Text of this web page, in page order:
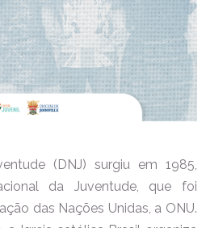
(DNJ) surgiu em 1985,
da Juventude, que foi
das Nações Unidas, a ONU.